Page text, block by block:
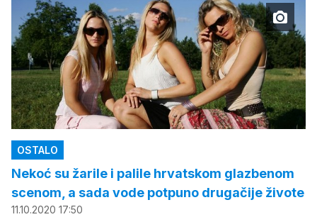
OSTALO
Nekoć su žarile i palile hrvatskom glazbenom
scenom, a sada vode potpuno drugačije živote
11.10.2020 17:50